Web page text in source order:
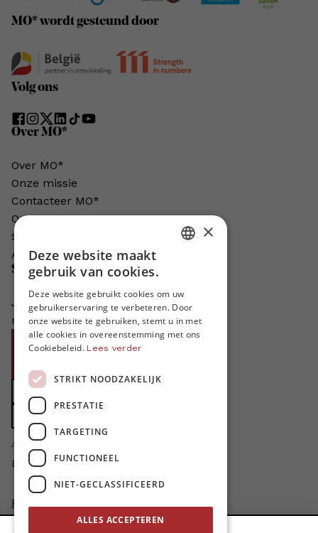
MO* wordt gesteund door
Volg ons
Over MO*
Over MO*
Onze missie
Contacteer MO*
Onze auteurs
Schrijven voor MO*?
Adverteren in MO*
Steun MO*
Je helpt ons groeien. MO* bestaat
niet zonder jouw steun!
Word proMO*
Doe een gift
Zet MO* in uw testament
4424
Bedankt voor jullie steun!
Privacybeleid
ENGLISH
×
Deze website maakt
gebruik van cookies.
Deze website gebruikt cookies om uw
gebruikerservaring te verbeteren. Door
onze website te gebruiken, stemt u in met
alle cookies in overeenstemming met ons
Cookiebeleid. Lees verder
STRIKT NOODZAKELIJK
PRESTATIE
TARGETING
FUNCTIONEEL
NIET-GECLASSIFICEERD
ALLES ACCEPTEREN